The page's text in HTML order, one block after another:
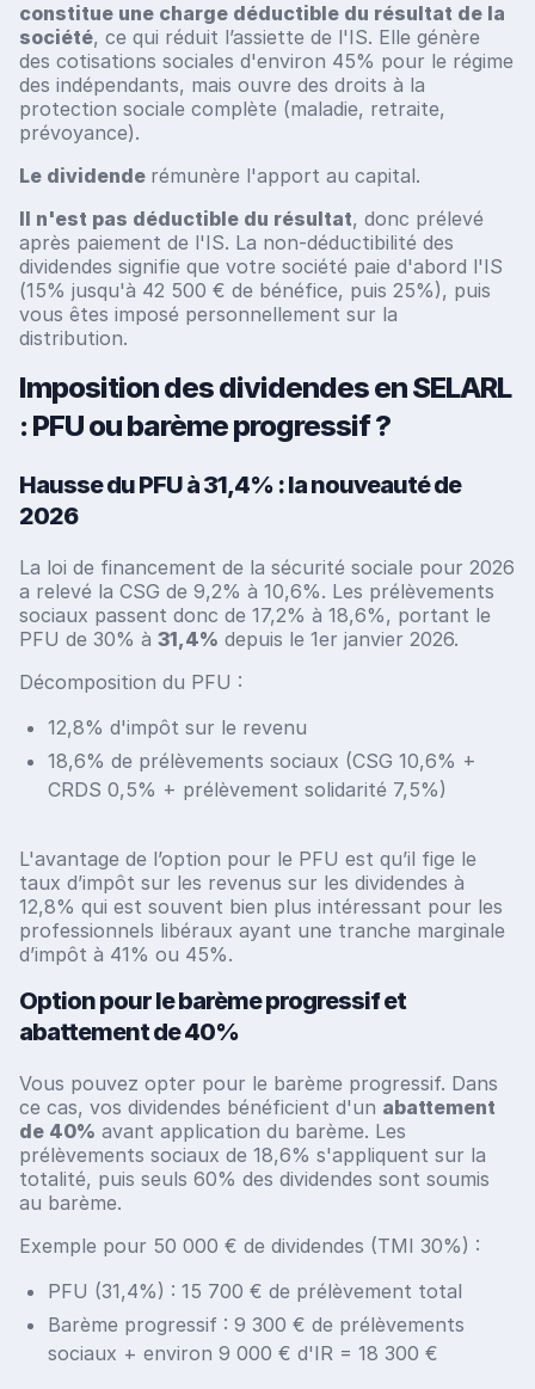
constitue une charge déductible du résultat de la
société, ce qui réduit l’assiette de l'IS. Elle génère
des cotisations sociales d'environ 45% pour le régime
des indépendants, mais ouvre des droits à la
protection sociale complète (maladie, retraite,
prévoyance).
Le dividende rémunère l'apport au capital.
Il n'est pas déductible du résultat, donc prélevé
après paiement de l'IS. La non-déductibilité des
dividendes signifie que votre société paie d'abord l'IS
(15% jusqu'à 42 500 € de bénéfice, puis 25%), puis
vous êtes imposé personnellement sur la
distribution.
Imposition des dividendes en SELARL
: PFU ou barème progressif ?
Hausse du PFU à 31,4% : la nouveauté de
2026
La loi de financement de la sécurité sociale pour 2026
a relevé la CSG de 9,2% à 10,6%. Les prélèvements
sociaux passent donc de 17,2% à 18,6%, portant le
PFU de 30% à 31,4% depuis le 1er janvier 2026.
Décomposition du PFU :
12,8% d'impôt sur le revenu
18,6% de prélèvements sociaux (CSG 10,6% +
CRDS 0,5% + prélèvement solidarité 7,5%)
L'avantage de l’option pour le PFU est qu’il fige le
taux d’impôt sur les revenus sur les dividendes à
12,8% qui est souvent bien plus intéressant pour les
professionnels libéraux ayant une tranche marginale
d’impôt à 41% ou 45%.
Option pour le barème progressif et
abattement de 40%
Vous pouvez opter pour le barème progressif. Dans
ce cas, vos dividendes bénéficient d'un abattement
de 40% avant application du barème. Les
prélèvements sociaux de 18,6% s'appliquent sur la
totalité, puis seuls 60% des dividendes sont soumis
au barème.
Exemple pour 50 000 € de dividendes (TMI 30%) :
PFU (31,4%) : 15 700 € de prélèvement total
Barème progressif : 9 300 € de prélèvements
sociaux + environ 9 000 € d'IR = 18 300 €